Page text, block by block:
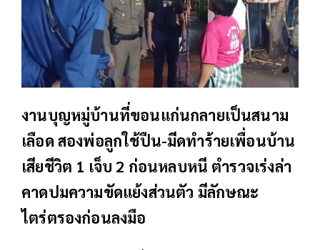
งานบุญหมู่บ้านที่ขอนแก่นกลายเป็นสนาม
เลือด สองพ่อลูกใช้ปืน-มีดทำร้ายเพื่อนบ้าน
เสียชีวิต 1 เจ็บ 2 ก่อนหลบหนี ตำรวจเร่งล่า
คาดปมความขัดแย้งส่วนตัว มีลักษณะ
ไตร่ตรองก่อนลงมือ